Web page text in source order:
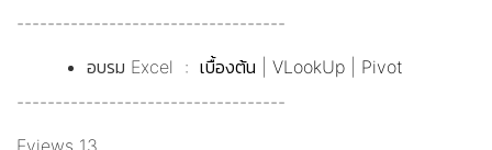
-----------------------------------
อบรม Excel : เบื้องต้น VLookUp
Pivot
-----------------------------------
Eviews 13